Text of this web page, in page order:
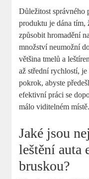
Důležitost správného
produktu je dána tím,
způsobit hromadění
množství neumožní
většina tmelů a
až střední rychlostí,
pokrok, abyste
efektivní práci se
málo viditelném místě.
Jaké jsou
leštění auta
bruskou?